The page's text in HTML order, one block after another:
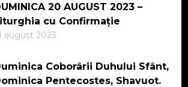
20 AUGUST 2023 –
cu Confirmație
august 2023
Coborârii Duhului Sfânt,
Pentecostes, Shavuot.